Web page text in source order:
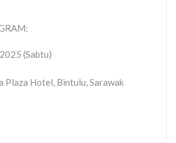
(Sabtu)
Plaza Hotel, Bintulu, Sarawak